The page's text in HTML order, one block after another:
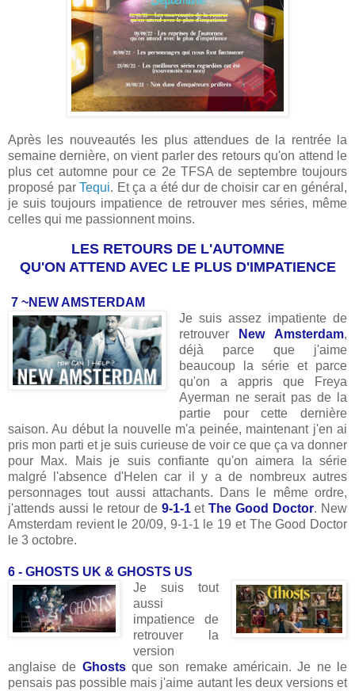
Après les nouveautés les plus attendues de la rentrée la
semaine dernière, on vient parler des retours qu'on attend le
plus cet automne pour ce 2e TFSA de septembre toujours
proposé parTequi. Et ça a été dur de choisir car en général,
je suis toujours impatience de retrouver mes séries, même
celles qui me passionnent moins.
LES RETOURS DE L'AUTOMNE
QU'ON ATTEND AVEC LE PLUS D'IMPATIENCE
7 ~NEW AMSTERDAM
Je suis assez impatiente de
retrouver
New Amsterdam,
déjà parce que j'aime
beaucoup la série et parce
qu'on a appris que Freya
Ayerman ne serait pas de la
partie pour cette dernière
saison. Au début la nouvelle m'a peinée, maintenant j'en ai
pris mon parti et je suis curieuse de voir ce que ça va donner
pour Max. Mais je suis confiante qu'on aimera la série
malgré l'absence d'Helen car il y a de nombreux autres
personnages tout aussi attachants. Dans le même ordre,
j'attends aussi le retour de 9-1-1etThe Good Doctor. New
Amsterdam revient le 20/09, 9-1-1 le 19 et The Good Doctor
le 3 octobre.
6 - GHOSTS UK & GHOSTS US
Je suis tout
aussi
impatience de
retrouver la
version
anglaise de Ghostsque son remake américain. Je ne le
pensais pas possible mais j'aime autant les deux versions et